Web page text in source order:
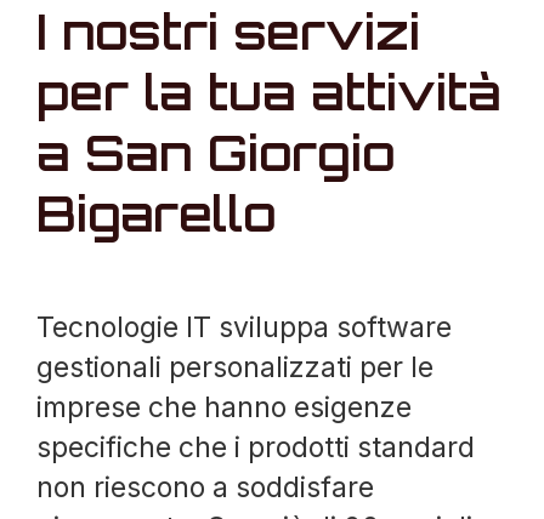
I nostri servizi
per la tua attività
a San Giorgio
Bigarello
Tecnologie IT sviluppa software
gestionali personalizzati per le
imprese che hanno esigenze
specifiche che i prodotti standard
non riescono a soddisfare